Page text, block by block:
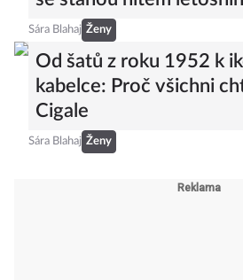
se stanou hitem
Ženy
Od šatů z roku 1952 k
kabelce: Proč všichni
Cigale
Ženy